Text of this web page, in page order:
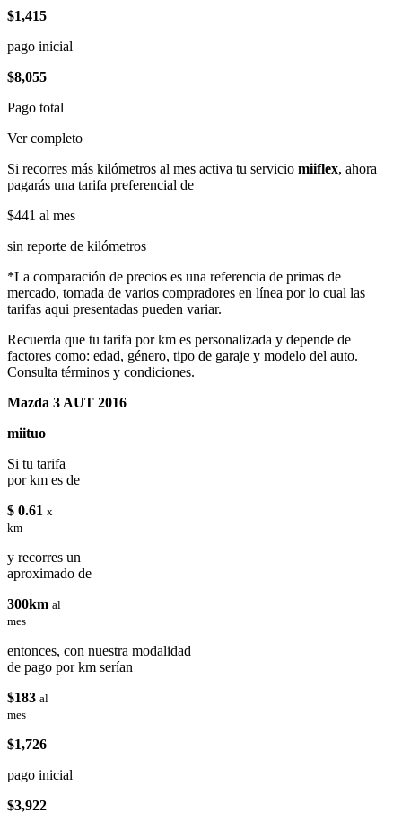
$1,415
pago inicial
$8,055
Pago total
Ver completo
Si recorres más kilómetros al mes activa tu servicio miiflex, ahora
pagarás una tarifa preferencial de
$441 al mes
sin reporte de kilómetros
*La comparación de precios es una referencia de primas de
mercado, tomada de varios compradores en línea por lo cual las
tarifas aqui presentadas pueden variar.
Recuerda que tu tarifa por km es personalizada y depende de
factores como: edad, género, tipo de garaje y modelo del auto.
Consulta términos y condiciones.
Mazda 3 AUT 2016
miituo
Si tu tarifa
por km es de
$ 0.61 x
km
y recorres un
aproximado de
300km al
mes
entonces, con nuestra modalidad
de pago por km serían
$183 al
mes
$1,726
pago inicial
$3,922